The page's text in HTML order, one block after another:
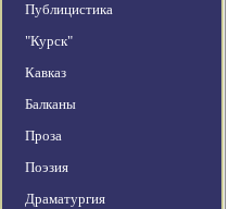
Публицистика
"Курск"
Кавказ
Балканы
Проза
Поэзия
Драматургия